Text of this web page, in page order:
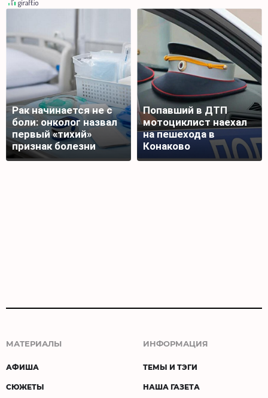
Рак начинается не с
боли: онколог назвал
первый «тихий»
признак болезни
Попавший в ДТП
мотоциклист наехал
на пешехода в
Конаково
МАТЕРИАЛЫ
АФИША
СЮЖЕТЫ
ИНФОРМАЦИЯ
ТЕМЫ И ТЭГИ
НАША ГАЗЕТА